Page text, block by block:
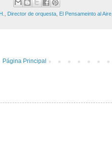
Director de orquesta El Pensameinto al Aire
Página Principal